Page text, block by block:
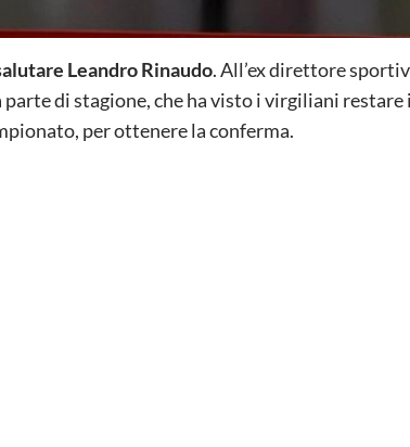
Leandro Rinaudo. All’ex direttore
parte di stagione, che ha visto i virgiliani
per ottenere la conferma.